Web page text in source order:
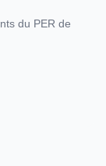
du PER de